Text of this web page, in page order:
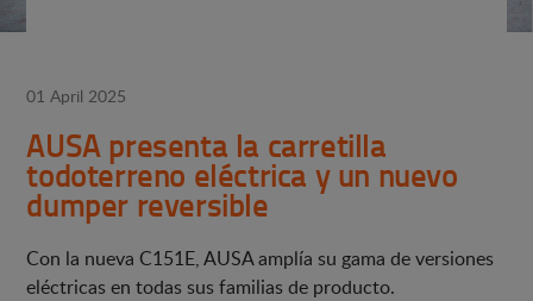
01 April 2025
AUSA presenta la carretilla
todoterreno eléctrica y un nuevo
dumper reversible
Con la nueva C151E, AUSA amplía su gama de versiones
eléctricas en todas sus familias de producto.